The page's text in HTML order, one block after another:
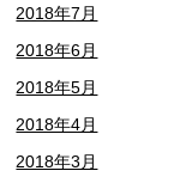
2018年7月
2018年6月
2018年5月
2018年4月
2018年3月